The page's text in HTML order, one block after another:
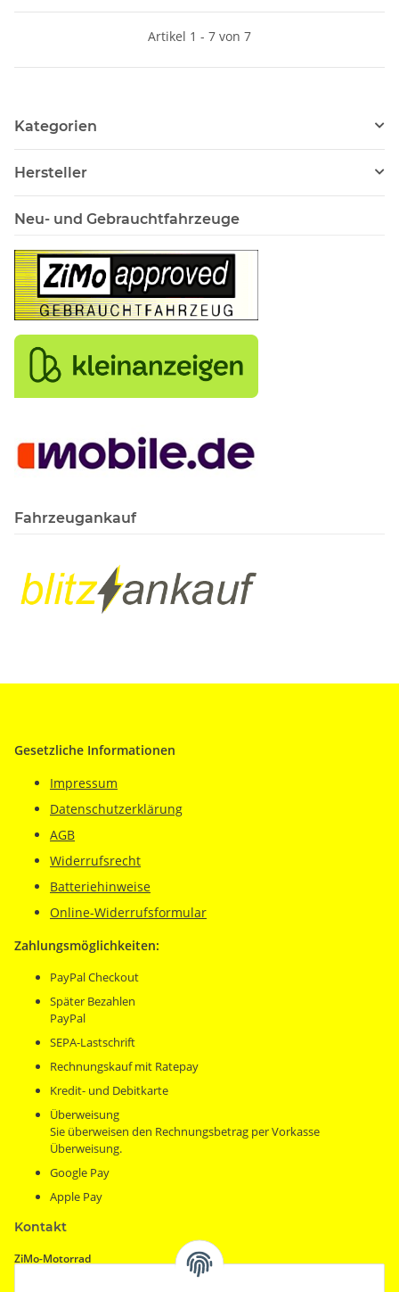
Artikel 1 - 7 von 7
Kategorien
Hersteller
Neu- und Gebrauchtfahrzeuge
Fahrzeugankauf
Gesetzliche Informationen
Impressum
Datenschutzerklärung
AGB
Widerrufsrecht
Batteriehinweise
Online-Widerrufsformular
Zahlungsmöglichkeiten:
PayPal Checkout
Später Bezahlen
PayPal
SEPA-Lastschrift
Rechnungskauf mit Ratepay
Kredit- und Debitkarte
Überweisung
Sie überweisen den Rechnungsbetrag per Vorkasse
Überweisung.
Google Pay
Apple Pay
Kontakt
ZiMo-Motorrad